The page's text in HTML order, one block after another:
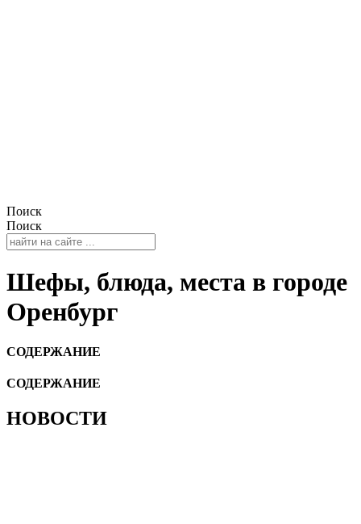
Поиск
Поиск
Шефы, блюда, места в городе
Оренбург
СОДЕРЖАНИЕ
СОДЕРЖАНИЕ
НОВОСТИ